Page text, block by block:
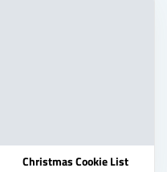
Christmas Cookie List